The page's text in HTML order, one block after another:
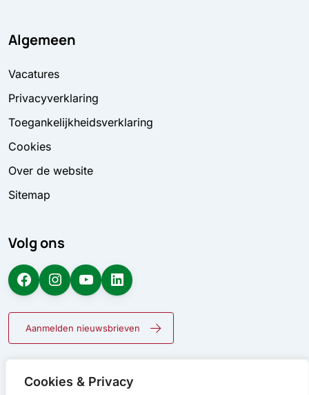
Cookies & Privacy
Algemeen
Vacatures
Privacyverklaring
Toegankelijkheidsverklaring
Cookies
Over de website
Sitemap
Volg ons
Facebook Instagram YouTube LinkedIn
Aanmelden nieuwsbrieven